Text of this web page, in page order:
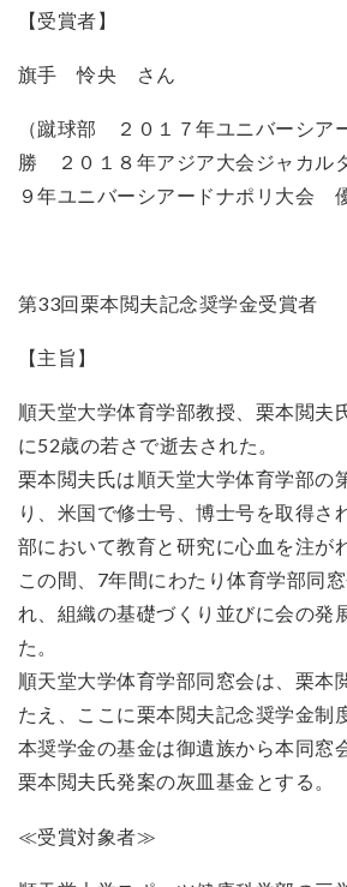
【受賞者】
旗手 怜央 さん
（蹴球部 ２０１７年ユニバーシ
勝 ２０１８年アジア大会ジャカ
９年ユニバーシアードナポリ大会
第33回栗本閲夫記念奨学金受賞者
【主旨】
順天堂大学体育学部教授、栗本閲夫
に52歳の若さで逝去された。
栗本閲夫氏は順天堂大学体育学部の
り、米国で修士号、博士号を取得さ
部において教育と研究に心血を注が
この間、7年間にわたり体育学部同
れ、組織の基礎づくり並びに会の発
た。
順天堂大学体育学部同窓会は、栗本
たえ、ここに栗本閲夫記念奨学金制
本奨学金の基金は御遺族から本同窓
栗本閲夫氏発案の灰皿基金とする。
≪受賞対象者≫